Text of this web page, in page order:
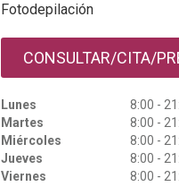
Fotodepilación
CONSULTAR/CITA/
Lunes
8:00 -
Martes
8:00 -
Miércoles
8:00 -
Jueves
8:00 -
Viernes
8:00 -